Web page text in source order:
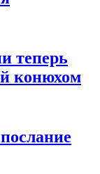
теперь
конюхом